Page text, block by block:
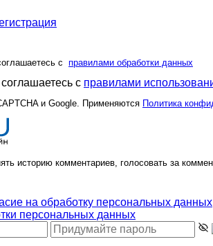
с правилами обработки данных
с правилами
и Google. Применяются Политика
историю комментариев, голосовать за
на обработку персональных данных
персональных данных